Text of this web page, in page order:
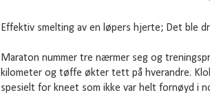
Effektiv smelting av en løpers hjerte; Det ble
Maraton nummer tre nærmer seg og
kilometer og tøffe økter tett på hverandre.
spesielt for kneet som ikke var helt fornøyd i